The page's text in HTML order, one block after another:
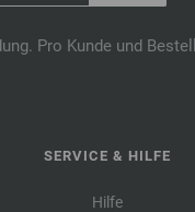
Pro Kunde und
SERVICE & HILFE
Hilfe